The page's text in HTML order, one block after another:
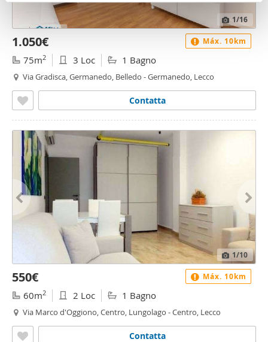
pubblicità e social media, i quali potrebbero combinarle
con altre informazioni che ha fornito loro o che hanno
raccolto dal suo utilizzo dei loro servizi.
1/16
1.050€
75m2 3 Loc 1 Bagno
Via Gradisca, Germanedo, Belledo - Germanedo, Lecco
Contatta
Máx. 10km
1/10
550€
60m2 2 Loc 1 Bagno
Via Marco d'Oggiono, Centro, Lungolago - Centro, Lecco
Contatta
Máx. 10km